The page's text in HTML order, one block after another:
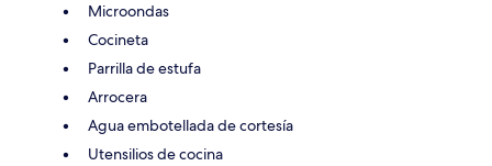
Microondas
Cocineta
Parrilla de estufa
Arrocera
Agua embotellada de cortesía
Utensilios de cocina